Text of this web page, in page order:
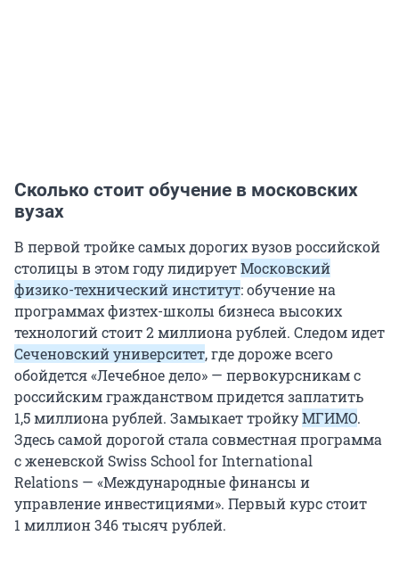
Сколько стоит обучение в московских
вузах
В первой тройке самых дорогих вузов российской
столицы в этом году лидируетМосковский
физико-технический институт: обучение на
программах физтех-школы бизнеса высоких
технологий стоит2миллиона рублей. Следом идет
Сеченовский университет, где дороже всего
обойдется «Лечебное дело» — первокурсникам с
российским гражданством придется заплатить
1,5миллиона рублей. Замыкает тройкуМГИМО.
Здесь самой дорогой стала совместная программа
с женевской Swiss School for International
Relations — «Международные финансы и
управление инвестициями». Первый курс стоит
1 миллион346тысяч рублей.